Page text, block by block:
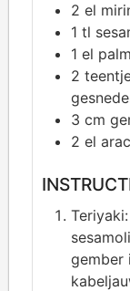
2 el
1 tl
1 el
2
3 cm
2 el
gember